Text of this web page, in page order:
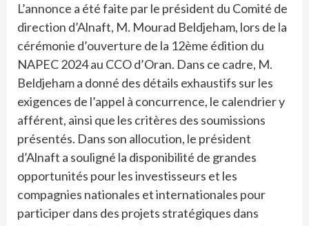
L’annonce a été faite par le président du Comité de
direction d’Alnaft, M. Mourad Beldjeham, lors de la
cérémonie d’ouverture de la 12ème édition du
NAPEC 2024 au CCO d’Oran. Dans ce cadre, M.
Beldjeham a donné des détails exhaustifs sur les
exigences de l’appel à concurrence, le calendrier y
afférent, ainsi que les critères des soumissions
présentés. Dans son allocution, le président
d’Alnaft a souligné la disponibilité de grandes
opportunités pour les investisseurs et les
compagnies nationales et internationales pour
participer dans des projets stratégiques dans